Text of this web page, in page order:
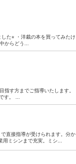
た⭐︎ ・洋裁の本を買ってみたけ
からどう...
指す方までご指導いたします。
す。 ...
直接指導が受けられます。分か
ミシンまで充実。ミシ...